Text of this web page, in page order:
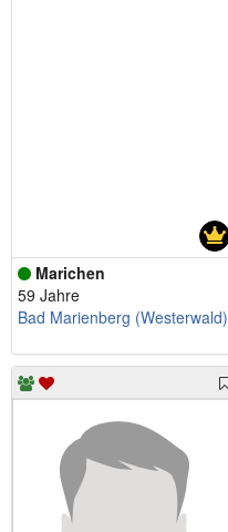
Marichen
59 Jahre
Bad Marienberg (Westerwald)